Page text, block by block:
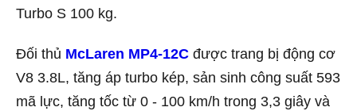
Turbo S 100 kg.
Đối thủ McLaren MP4-12C được trang bị động cơ
V8 3.8L, tăng áp turbo kép, sản sinh công suất 593
mã lực, tăng tốc từ 0 - 100 km/h trong 3,3 giây và